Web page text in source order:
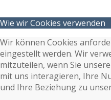
Wie wir Cookies verwenden
Wir können Cookies
eingestellt werden. Wir
mitzuteilen, wenn Sie
mit uns interagieren, Ihre
und Ihre Beziehung zu